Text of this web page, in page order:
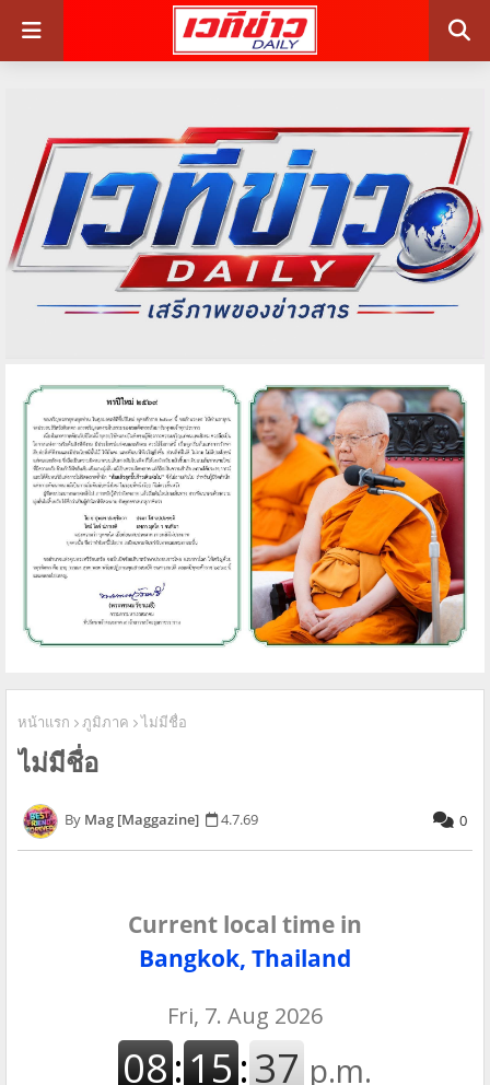
หน้าแรก ภูมิภาค ไม่มีชื่อ
ไม่มีชื่อ
Mag [Maggazine] 4.7.69 0
Current local time in
Bangkok, Thailand